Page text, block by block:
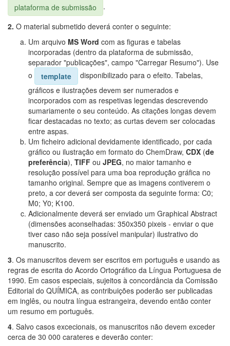
plataforma de submissão
.
2. O material submetido deverá conter o seguinte:
Um arquivo MS Word com as figuras e tabelas
incorporadas (dentro da plataforma de submissão,
separador "publicações", campo "Carregar Resumo"). Use
o
template
disponibilizado para o efeito. Tabelas,
gráficos e ilustrações devem ser numerados e
incorporados com as respetivas legendas descrevendo
sumariamente o seu conteúdo. As citações longas devem
ficar destacadas no texto; as curtas devem ser colocadas
entre aspas.
Um ficheiro adicional devidamente identificado, por cada
gráfico ou ilustração em formato do ChemDraw, CDX (de
preferência), TIFF ou JPEG, no maior tamanho e
resolução possível para uma boa reprodução gráfica no
tamanho original. Sempre que as imagens contiverem o
preto, a cor deverá ser composta da seguinte forma: C0;
M0; Y0; K100.
Adicionalmente deverá ser enviado um Graphical Abstract
(dimensões aconselhadas: 350x350 pixeis - enviar o que
tiver caso não seja possível manipular) ilustrativo do
manuscrito.
3. Os manuscritos devem ser escritos em português e usando as
regras de escrita do Acordo Ortográfico da Língua Portuguesa de
1990. Em casos especiais, sujeitos à concordância da Comissão
Editorial do QUÍMICA, as contribuições poderão ser publicadas
em inglês, ou noutra língua estrangeira, devendo então conter
um resumo em português.
4. Salvo casos excecionais, os manuscritos não devem exceder
cerca de 30 000 carateres e deverão conter: